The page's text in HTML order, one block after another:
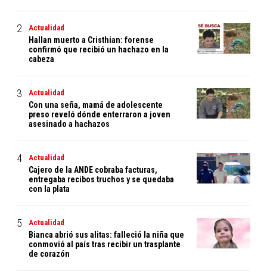
Actualidad
Hallan muerto a Cristhian: forense
confirmó que recibió un hachazo en la
cabeza
Actualidad
Con una seña, mamá de adolescente
preso reveló dónde enterraron a joven
asesinado a hachazos
Actualidad
Cajero de la ANDE cobraba facturas,
entregaba recibos truchos y se quedaba
con la plata
Actualidad
Bianca abrió sus alitas: falleció la niña que
conmovió al país tras recibir un trasplante
de corazón